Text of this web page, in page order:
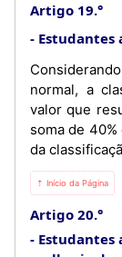
Artigo 19.°
Estudantes
normal, a
valor que
soma de
da
⇡ Início da Página
Artigo 20.°
Estudantes